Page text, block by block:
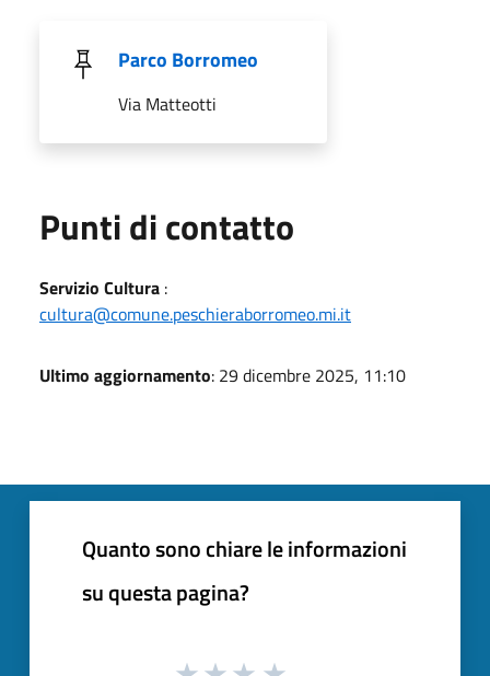
Parco Borromeo
Via Matteotti
Punti di contatto
Servizio Cultura :
cultura@comune.peschieraborromeo.mi.it
Ultimo aggiornamento: 29 dicembre 2025, 11:10
Quanto sono chiare le informazioni
su questa pagina?